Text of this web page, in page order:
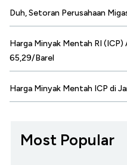
Duh, Setoran Perusahaan
Harga Minyak Mentah RI (ICP)
65,29/Barel
Harga Minyak Mentah ICP di
Most Popular